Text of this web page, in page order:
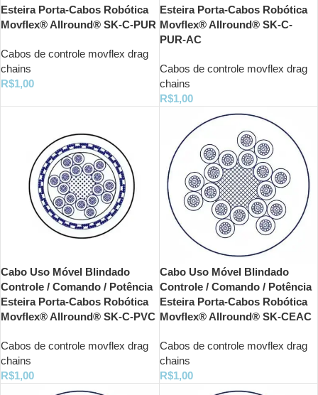
Esteira Porta-Cabos Robótica
Movflex® Allround® SK-C-PUR
Cabos de controle movflex drag
chains
R$1,00
Esteira Porta-Cabos Robótica
Movflex® Allround® SK-C-
PUR-AC
Cabos de controle movflex drag
chains
R$1,00
Cabo Uso Móvel Blindado
Controle / Comando / Potência
Esteira Porta-Cabos Robótica
Movflex® Allround® SK-C-PVC
Cabos de controle movflex drag
chains
R$1,00
Cabo Uso Móvel Blindado
Controle / Comando / Potência
Esteira Porta-Cabos Robótica
Movflex® Allround® SK-CEAC
Cabos de controle movflex drag
chains
R$1,00